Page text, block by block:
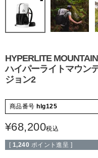
HYPERLITE
ハイパーライトマウン
ジョン2
商品番号 hlg125
¥68,200税込
[ 1,240 ポイント進呈 ]